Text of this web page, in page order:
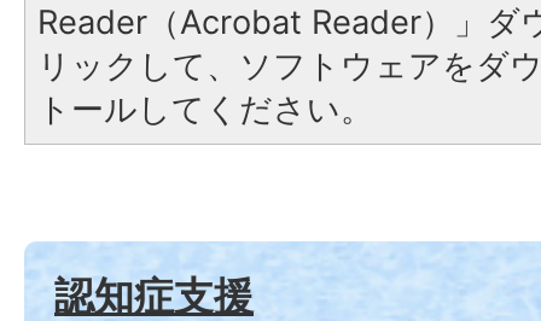
Reader（Acrobat Reader）」ダ
リックして、ソフトウェアをダ
トールしてください。
認知症支援